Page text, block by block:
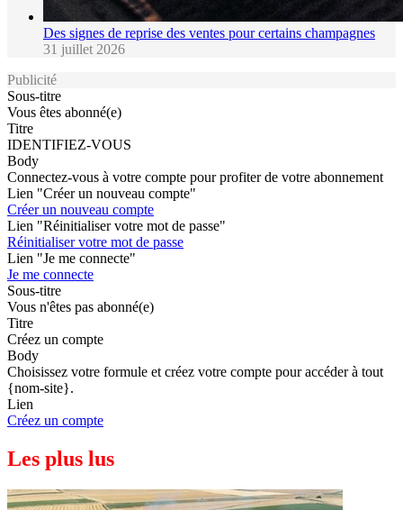
Des signes de reprise des ventes pour certains champagnes
31 juillet 2026
Publicité
Sous-titre
Vous êtes abonné(e)
Titre
IDENTIFIEZ-VOUS
Body
Connectez-vous à votre compte pour profiter de votre abonnement
Lien "Créer un nouveau compte"
Créer un nouveau compte
Lien "Réinitialiser votre mot de passe"
Réinitialiser votre mot de passe
Lien "Je me connecte"
Je me connecte
Sous-titre
Vous n'êtes pas abonné(e)
Titre
Créez un compte
Body
Choisissez votre formule et créez votre compte pour accéder à tout
{nom-site}.
Lien
Créez un compte
Les plus lus